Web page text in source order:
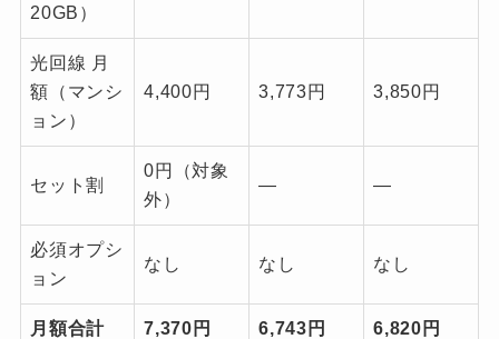
20GB）
光回線 月
額（マンシ
ョン）
4,400円 3,773円 3,850円
セット割
0円（対象
外）
— —
必須オプシ
ョン
なし なし なし
月額合計 7,370円 6,743円 6,820円